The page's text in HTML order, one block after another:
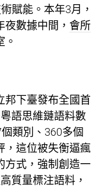
賦能。本年3月，
數據中間， 會所
邦下臺發布全國首
語思維鏈語料數
類別、360多個
，這位被失衡逼瘋
方式，強制創造一
質量標注語料，